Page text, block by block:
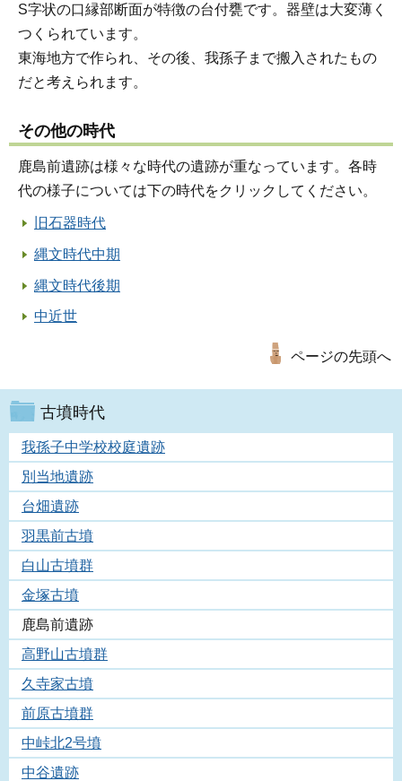
S字状の口縁部断面が特徴の台付甕です。器壁は大変薄く
つくられています。
東海地方で作られ、その後、我孫子まで搬入されたもの
だと考えられます。
その他の時代
鹿島前遺跡は様々な時代の遺跡が重なっています。各時
代の様子については下の時代をクリックしてください。
旧石器時代
縄文時代中期
縄文時代後期
中近世
ページの先頭へ
古墳時代
我孫子中学校校庭遺跡
別当地遺跡
台畑遺跡
羽黒前古墳
白山古墳群
金塚古墳
鹿島前遺跡
高野山古墳群
久寺家古墳
前原古墳群
中峠北2号墳
中谷遺跡